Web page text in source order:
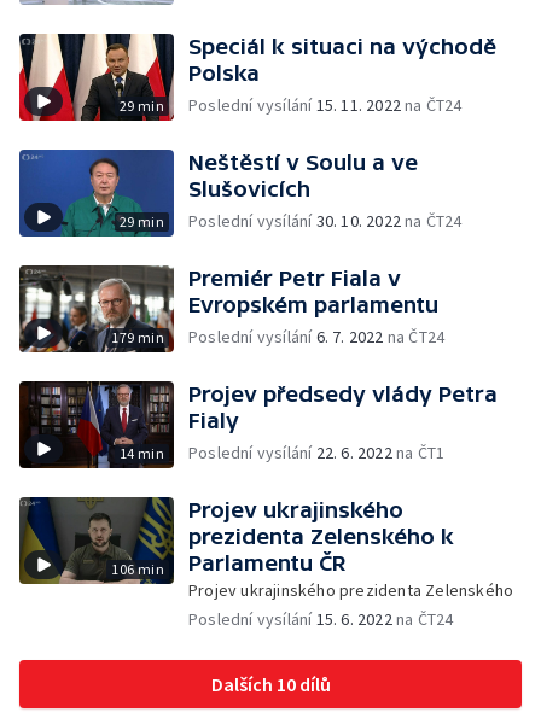
29 min
Speciál k situaci na východě
Polska
Poslední vysílání15. 11. 2022na ČT24
29 min
Neštěstí v Soulu a ve
Slušovicích
Poslední vysílání30. 10. 2022na ČT24
179 min
Premiér Petr Fiala v
Evropském parlamentu
Poslední vysílání6. 7. 2022 na ČT24
14 min
Projev předsedy vlády Petra
Fialy
Poslední vysílání 22. 6. 2022na ČT1
106 min
Projev ukrajinského
prezidenta Zelenského k
Parlamentu ČR
Projev ukrajinského prezidenta Zelenského
Poslední vysílání15. 6. 2022na ČT24
Dalších 10 dílů